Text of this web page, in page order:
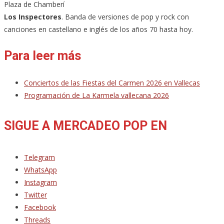
Plaza de Chamberí
Los Inspectores. Banda de versiones de pop y rock con
canciones en castellano e inglés de los años 70 hasta hoy.
Para leer más
Conciertos de las Fiestas del Carmen 2026 en Vallecas
Programación de La Karmela vallecana 2026
SIGUE A MERCADEO POP EN
Telegram
WhatsApp
Instagram
Twitter
Facebook
Threads